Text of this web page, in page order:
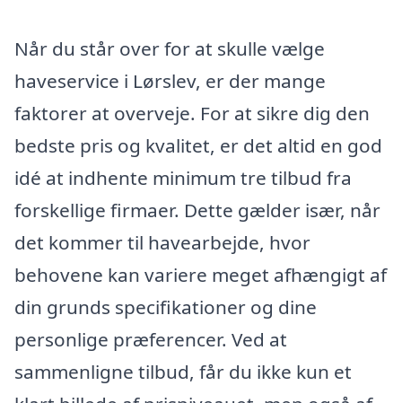
Når du står over for at skulle vælge
haveservice i Lørslev, er der mange
faktorer at overveje. For at sikre dig den
bedste pris og kvalitet, er det altid en god
idé at indhente minimum tre tilbud fra
forskellige firmaer. Dette gælder især, når
det kommer til havearbejde, hvor
behovene kan variere meget afhængigt af
din grunds specifikationer og dine
personlige præferencer. Ved at
sammenligne tilbud, får du ikke kun et